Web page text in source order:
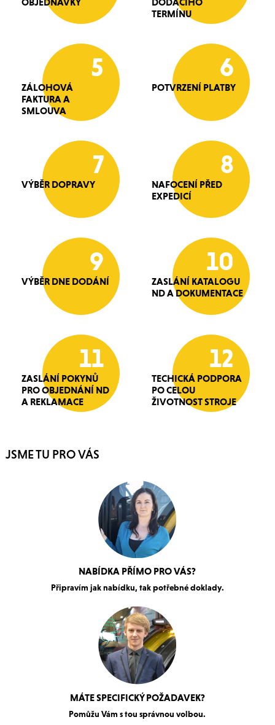
TERMÍNU
5
ZÁLOHOVÁ
FAKTURA A
SMLOUVA
6
POTVRZENÍ PLATBY
7
VÝBĚR DOPRAVY
8
NAFOCENÍ PŘED
EXPEDICÍ
9
VÝBĚR DNE DODÁNÍ
10
ZASLÁNÍ KATALOGU
ND A DOKUMENTACE
11
ZASLÁNÍ POKYNŮ
PRO OBJEDNÁNÍ ND
A REKLAMACE
12
TECHICKÁ PODPORA
PO CELOU
ŽIVOTNOST STROJE
JSME TU PRO VÁS
NABÍDKA PŘÍMO PRO VÁS?
Připravím jak nabídku, tak potřebné doklady.
MÁTE SPECIFICKÝ POŽADAVEK?
Pomůžu Vám s tou správnou volbou.